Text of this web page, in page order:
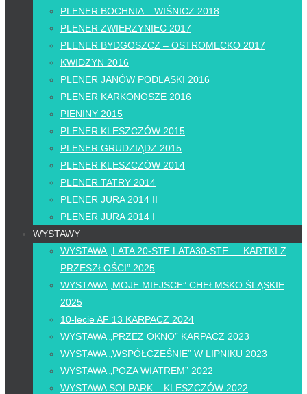
PLENER BOCHNIA – WIŚNICZ 2018
PLENER ZWIERZYNIEC 2017
PLENER BYDGOSZCZ – OSTROMECKO 2017
KWIDZYN 2016
PLENER JANÓW PODLASKI 2016
PLENER KARKONOSZE 2016
PIENINY 2015
PLENER KLESZCZÓW 2015
PLENER GRUDZIĄDZ 2015
PLENER KLESZCZÓW 2014
PLENER TATRY 2014
PLENER JURA 2014 II
PLENER JURA 2014 I
WYSTAWY
WYSTAWA „LATA 20-STE LATA30-STE … KARTKI Z
PRZESZŁOŚCI” 2025
WYSTAWA „MOJE MIEJSCE” CHEŁMSKO ŚLĄSKIE
2025
10-lecie AF 13 KARPACZ 2024
WYSTAWA „PRZEZ OKNO” KARPACZ 2023
WYSTAWA „WSPÓŁCZEŚNIE” W LIPNIKU 2023
WYSTAWA „POZA WIATREM” 2022
WYSTAWA SOLPARK – KLESZCZÓW 2022